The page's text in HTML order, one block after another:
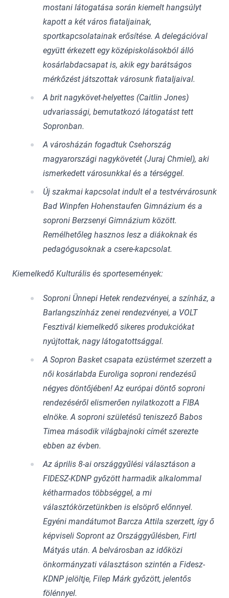
mostani látogatása során kiemelt hangsúlyt
kapott a két város fiataljainak,
sportkapcsolatainak erősítése. A delegációval
együtt érkezett egy középiskolásokból álló
kosárlabdacsapat is, akik egy barátságos
mérkőzést játszottak városunk fiataljaival.
A brit nagykövet-helyettes (Caitlin Jones)
udvariassági, bemutatkozó látogatást tett
Sopronban.
A városházán fogadtuk Csehország
magyarországi nagykövetét (Juraj Chmiel), aki
ismerkedett városunkkal és a térséggel.
Új szakmai kapcsolat indult el a testvérvárosunk
Bad Winpfen Hohenstaufen Gimnázium és a
soproni Berzsenyi Gimnázium között.
Remélhetőleg hasznos lesz a diákoknak és
pedagógusoknak a csere-kapcsolat.
Kiemelkedő Kulturális és sportesemények:
Soproni Ünnepi Hetek rendezvényei, a színház, a
Barlangszínház zenei rendezvényei, a VOLT
Fesztivál kiemelkedő sikeres produkciókat
nyújtottak, nagy látogatottsággal.
A Sopron Basket csapata ezüstérmet szerzett a
női kosárlabda Euroliga soproni rendezésű
négyes döntőjében! Az európai döntő soproni
rendezéséről elismerően nyilatkozott a FIBA
elnöke. A soproni születésű teniszező Babos
Timea második világbajnoki címét szerezte
ebben az évben.
Az április 8-ai országgyűlési választáson a
FIDESZ-KDNP győzött harmadik alkalommal
kétharmados többséggel, a mi
választókörzetünkben is elsöprő előnnyel.
Egyéni mandátumot Barcza Attila szerzett, így ő
képviseli Sopront az Országgyűlésben, Firtl
Mátyás után. A belvárosban az időközi
önkormányzati választáson szintén a Fidesz-
KDNP jelöltje, Filep Márk győzött, jelentős
fölénnyel.